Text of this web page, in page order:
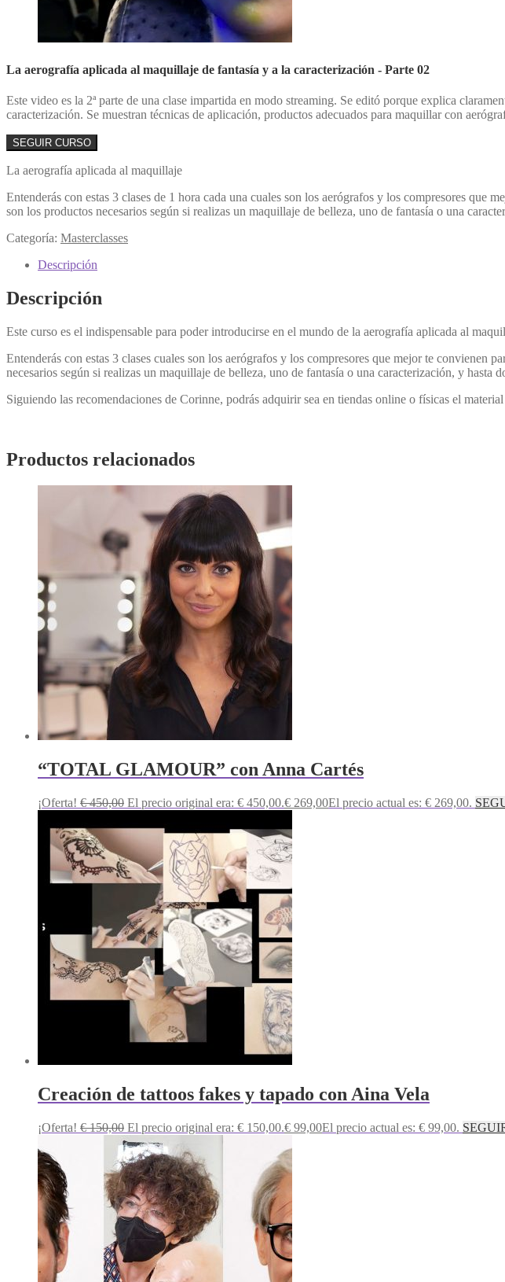
La aerografía aplicada al maquillaje de fantasía y a la caracterización - Parte 02
Este video es la 2ª parte de una clase impartida en modo streaming. Se editó porque explica
caracterización. Se muestran técnicas de aplicación, productos adecuados para maquillar con
SEGUIR CURSO
La aerografía aplicada al maquillaje
Entenderás con estas 3 clases de 1 hora cada una cuales son los aerógrafos y los compresores
son los productos necesarios según si realizas un maquillaje de belleza, uno de fantasía o una
Categoría: Masterclasses
Descripción
Descripción
Este curso es el indispensable para poder introducirse en el mundo de la aerografía aplicada al
Entenderás con estas 3 clases cuales son los aerógrafos y los compresores que mejor te convienen
necesarios según si realizas un maquillaje de belleza, uno de fantasía o una caracterización, y hasta
Siguiendo las recomendaciones de Corinne, podrás adquirir sea en tiendas online o físicas el
Productos relacionados
“TOTAL GLAMOUR” con Anna Cartés
¡Oferta! €450,00 El precio original era: € 450,00.€ 269,00El precio actual es: € 269,00.
Creación de tattoos fakes y tapado con Aina Vela
¡Oferta! €150,00 El precio original era: € 150,00.€ 99,00El precio actual es: € 99,00.